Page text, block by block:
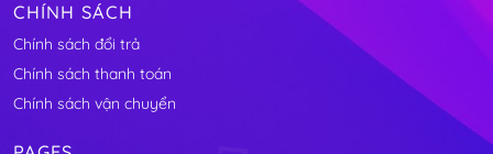
CHÍNH SÁCH
Chính sách đổi trả
Chính sách thanh toán
Chính sách vận chuyển